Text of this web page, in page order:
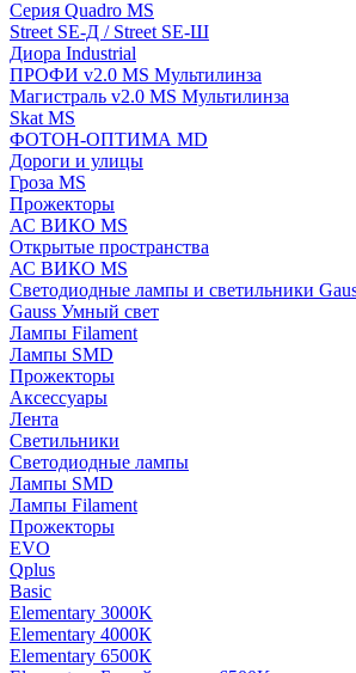
Серия Quadro MS
Street SE-Д / Street SE-Ш
Диора Industrial
ПРОФИ v2.0 MS Мультилинза
Магистраль v2.0 MS Мультилинза
Skat MS
ФОТОН-ОПТИМА MD
Дороги и улицы
Гроза MS
Прожекторы
АС ВИКО MS
Открытые пространства
АС ВИКО MS
Светодиодные лампы и светильники
Gauss Умный свет
Лампы Filament
Лампы SMD
Прожекторы
Аксессуары
Лента
Светильники
Светодиодные лампы
Лампы SMD
Лампы Filament
Прожекторы
EVO
Qplus
Basic
Elementary 3000K
Elementary 4000К
Elementary 6500К